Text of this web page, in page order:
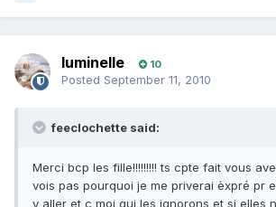
luminelle 10
Posted September 11, 2010
feeclochette said:
Merci bcp les fille!!!!!!!!! ts cpte fait vous
vois pas pourquoi je me priverai èxpré pr
y aller et c moi qui les ignorons et si elles